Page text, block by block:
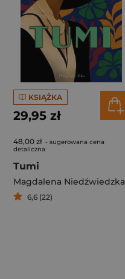
KSIĄŻKA
29,95 zł
48,00 zł - sugerowana cena
detaliczna
Tumi
Magdalena Niedźwiedzka
6,6 (22)